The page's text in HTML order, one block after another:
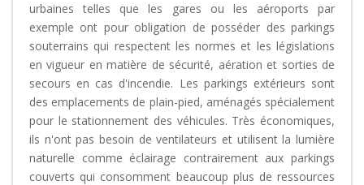
urbaines telles que les gares ou les aéroports par
exemple ont pour obligation de posséder des parkings
souterrains qui respectent les normes et les législations
en vigueur en matière de sécurité, aération et sorties de
secours en cas d'incendie. Les parkings extérieurs sont
des emplacements de plain-pied, aménagés spécialement
pour le stationnement des véhicules. Très économiques,
ils n'ont pas besoin de ventilateurs et utilisent la lumière
naturelle comme éclairage contrairement aux parkings
couverts qui consomment beaucoup plus de ressources